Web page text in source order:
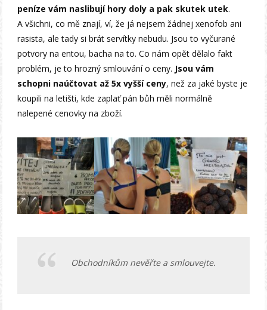
peníze vám naslibují hory doly a pak skutek utek.
A všichni, co mě znají, ví, že já nejsem žádnej xenofob ani
rasista, ale tady si brát servítky nebudu. Jsou to vyčurané
potvory na entou, bacha na to. Co nám opět dělalo fakt
problém, je to hrozný smlouvání o ceny. Jsou vám
schopni naúčtovat až 5x vyšší ceny, než za jaké byste je
koupili na letišti, kde zaplať pán bůh měli normálně
nalepené cenovky na zboží.
Obchodníkům nevěřte a smlouvejte.